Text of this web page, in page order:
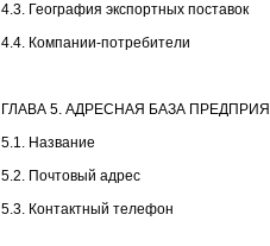
4.3. География экспортных поставок
4.4. Компании-потребители
ГЛАВА 5. АДРЕСНАЯ БАЗА
5.1. Название
5.2. Почтовый адрес
5.3. Контактный телефон